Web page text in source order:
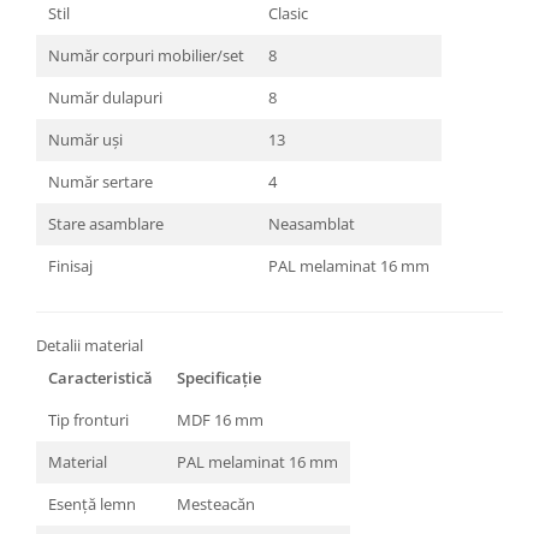
Stil
Clasic
Număr corpuri mobilier/set
8
Număr dulapuri
8
Număr uși
13
Număr sertare
4
Stare asamblare
Neasamblat
Finisaj
PAL melaminat 16 mm
Detalii material
Caracteristică
Specificație
Tip fronturi
MDF 16 mm
Material
PAL melaminat 16 mm
Esență lemn
Mesteacăn